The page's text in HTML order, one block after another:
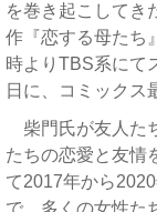
を巻き起こしてき
作『恋する母たち
時よりTBS系にて
日に、コミックス
柴門氏が友人た
たちの恋愛と友情
て2017年から